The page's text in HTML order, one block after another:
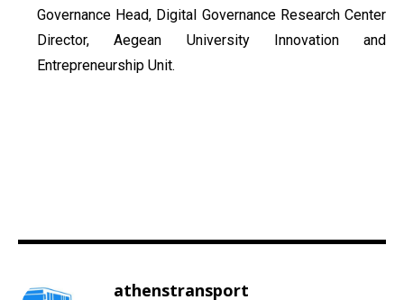
Governance Head, Digital Governance Research Center
Director, Aegean University Innovation and
Entrepreneurship Unit.
athenstransport